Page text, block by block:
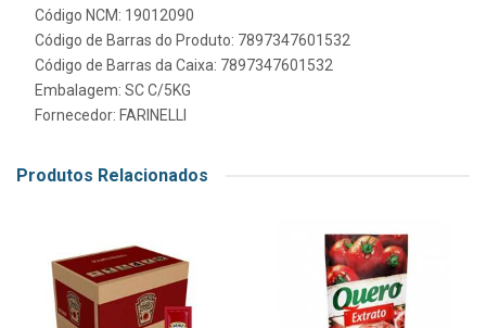
Código NCM: 19012090
Código de Barras do Produto: 7897347601532
Código de Barras da Caixa: 7897347601532
Embalagem: SC C/5KG
Fornecedor: FARINELLI
Produtos Relacionados